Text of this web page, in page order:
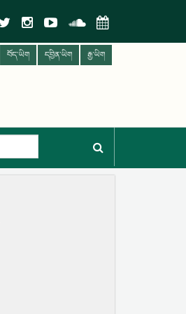
བོད་ཡིག དབྱིན་ཡིག རྒྱ་ཡིག